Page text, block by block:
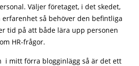
Väljer företaget, i det skedet,
så behöver den befintliga
tid på att både lära upp personen
HR-frågor.
i mitt förra blogginlägg så är det ett